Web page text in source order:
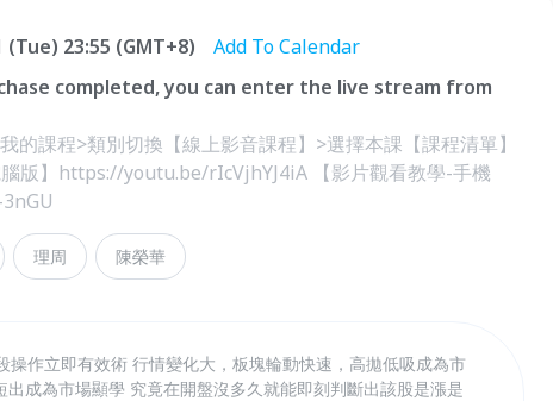
(Tue) 23:55 (GMT+8)
Add To Calendar
completed, you can enter the live stream from
的課程>類別切換【線上影音課程】>選擇本課【課程清單】
版】https://youtu.be/rIcVjhYJ4iA 【影片觀看教學-手機
理周 陳榮華
操作立即有效術 行情變化大，板塊輪動快速，高拋低吸成為市
成為市場顯學 究竟在開盤沒多久就能即刻判斷出該股是漲是